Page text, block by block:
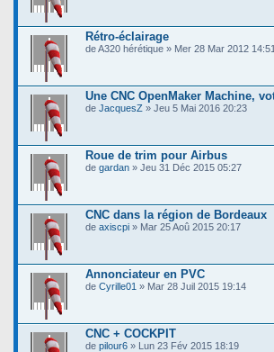
Rétro-éclairage
de A320 hérétique » Mer 28 Mar 2012 14:51
Une CNC OpenMaker Machine,
de JacquesZ » Jeu 5 Mai 2016 20:23
Roue de trim pour Airbus
de gardan » Jeu 31 Déc 2015 05:27
CNC dans la région de Bordeaux
de axiscpi » Mar 25 Aoû 2015 20:17
Annonciateur en PVC
de Cyrille01 » Mar 28 Juil 2015 19:14
CNC + COCKPIT
de pilour6 » Lun 23 Fév 2015 18:19